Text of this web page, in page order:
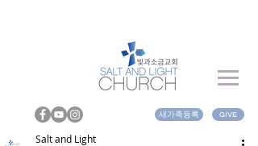
새가족등록 GIVE
Salt and Light